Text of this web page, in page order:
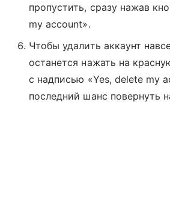
пропустить, сразу нажав
my account».
Чтобы удалить аккаунт
останется нажать на
с надписью «Yes, delete my
последний шанс повернуть